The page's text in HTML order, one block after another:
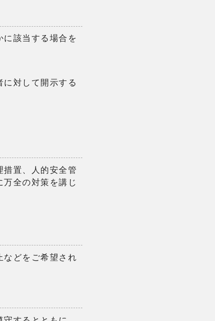
該当する場合を
対して開示する
置、人的安全管
全の対策を講じ
などをご希望され